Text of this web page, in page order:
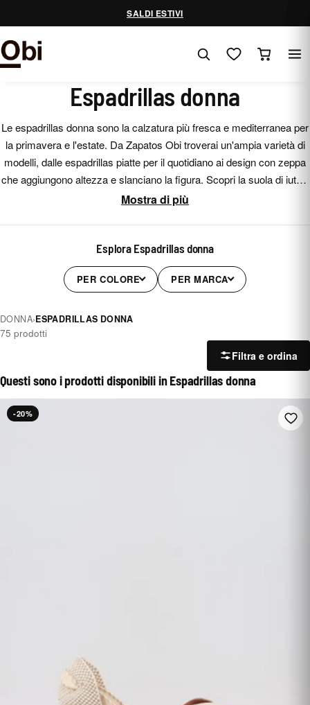
al
contenuto
SALDI ESTIVI
Espadrillas donna
Le espadrillas donna sono la calzatura più fresca e mediterranea per
la primavera e l'estate. Da Zapatos Obi troverai un'ampia varietà di
modelli, dalle espadrillas piatte per il quotidiano ai design con zeppa
che aggiungono altezza e slanciano la figura. Scopri la suola di iuta, i
colori e le finiture che meglio si abbinano ai tuoi look di stagione.
Mostra di più
Esplora Espadrillas donna
PER COLORE PER MARCA
DONNA›ESPADRILLAS DONNA
75 prodotti
Filtra e ordina
Questi sono i prodotti disponibili in Espadrillas donna
-20%